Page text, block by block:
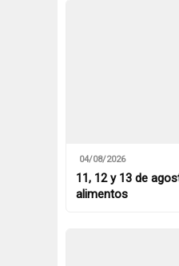
04/08/2026
11, 12 y 13 de
alimentos